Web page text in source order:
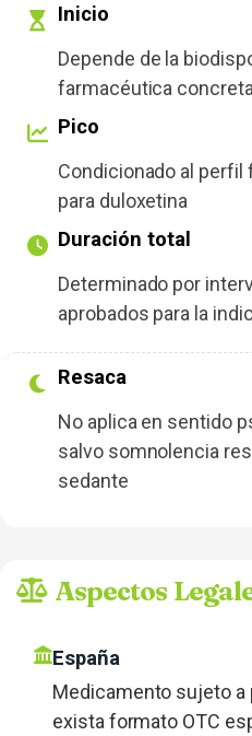
Inicio
Depende de la
farmacéutica
Pico
Condicionado al
para duloxetina
Duración total
Determinado por
aprobados para la
Resaca
No aplica en sentido
salvo somnolencia
sedante
Aspectos
España
Medicamento sujeto
exista formato OTC